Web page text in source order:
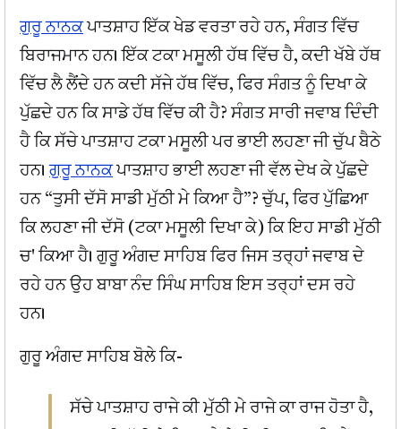
ਗੁਰੂ ਨਾਨਕਪਾਤਸ਼ਾਹ ਇੱਕ ਖੇਡ ਵਰਤਾ ਰਹੇ ਹਨ, ਸੰਗਤ ਵਿੱਚ
ਬਿਰਾਜਮਾਨ ਹਨ। ਇੱਕ ਟਕਾ ਮਸੂਲੀ ਹੱਥ ਵਿੱਚ ਹੈ, ਕਦੀ ਖੱਬੇ ਹੱਥ
ਵਿੱਚ ਲੈ ਲੈਂਦੇ ਹਨ ਕਦੀ ਸੱਜੇ ਹੱਥ ਵਿੱਚ, ਫਿਰ ਸੰਗਤ ਨੂੰ ਦਿਖਾ ਕੇ
ਪੁੱਛਦੇ ਹਨ ਕਿ ਸਾਡੇ ਹੱਥ ਵਿੱਚ ਕੀ ਹੈ? ਸੰਗਤ ਸਾਰੀ ਜਵਾਬ ਦਿੰਦੀ
ਹੈ ਕਿ ਸੱਚੇ ਪਾਤਸ਼ਾਹ ਟਕਾ ਮਸੂਲੀ ਪਰ ਭਾਈ ਲਹਣਾ ਜੀ ਚੁੱਪ ਬੈਠੇ
ਹਨ।ਗੁਰੂ ਨਾਨਕਪਾਤਸ਼ਾਹ ਭਾਈ ਲਹਣਾ ਜੀ ਵੱਲ ਦੇਖ ਕੇ ਪੁੱਛਦੇ
ਹਨ “ਤੁਸੀ ਦੱਸੋ ਸਾਡੀ ਮੁੱਠੀ ਮੇ ਕਿਆ ਹੈ”? ਚੁੱਪ, ਫਿਰ ਪੁੱਛਿਆ
ਕਿ ਲਹਣਾ ਜੀ ਦੱਸੋ (ਟਕਾ ਮਸੂਲੀ ਦਿਖਾ ਕੇ) ਕਿ ਇਹ ਸਾਡੀ ਮੁੱਠੀ
ਚ' ਕਿਆ ਹੈ। ਗੁਰੂ ਅੰਗਦ ਸਾਹਿਬ ਫਿਰ ਜਿਸ ਤਰ੍ਹਾਂ ਜਵਾਬ ਦੇ
ਰਹੇ ਹਨ ਉਹ ਬਾਬਾ ਨੰਦ ਸਿੰਘ ਸਾਹਿਬ ਇਸ ਤਰ੍ਹਾਂ ਦਸ ਰਹੇ
ਹਨ।
ਗੁਰੂ ਅੰਗਦ ਸਾਹਿਬ ਬੋਲੇ ਕਿ-
ਸੱਚੇ ਪਾਤਸ਼ਾਹ ਰਾਜੇ ਕੀ ਮੁੱਠੀ ਮੇ ਰਾਜੇ ਕਾ ਰਾਜ ਹੋਤਾ ਹੈ,